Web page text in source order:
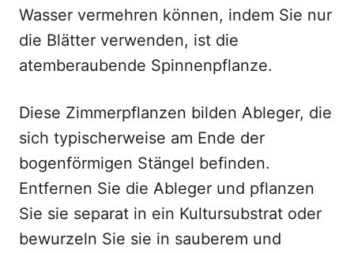
Wasser vermehren können, indem Sie nur
die Blätter verwenden, ist die
atemberaubende Spinnenpflanze.
Diese Zimmerpflanzen bilden Ableger, die
sich typischerweise am Ende der
bogenförmigen Stängel befinden.
Entfernen Sie die Ableger und pflanzen
Sie sie separat in ein Kultursubstrat oder
bewurzeln Sie sie in sauberem und